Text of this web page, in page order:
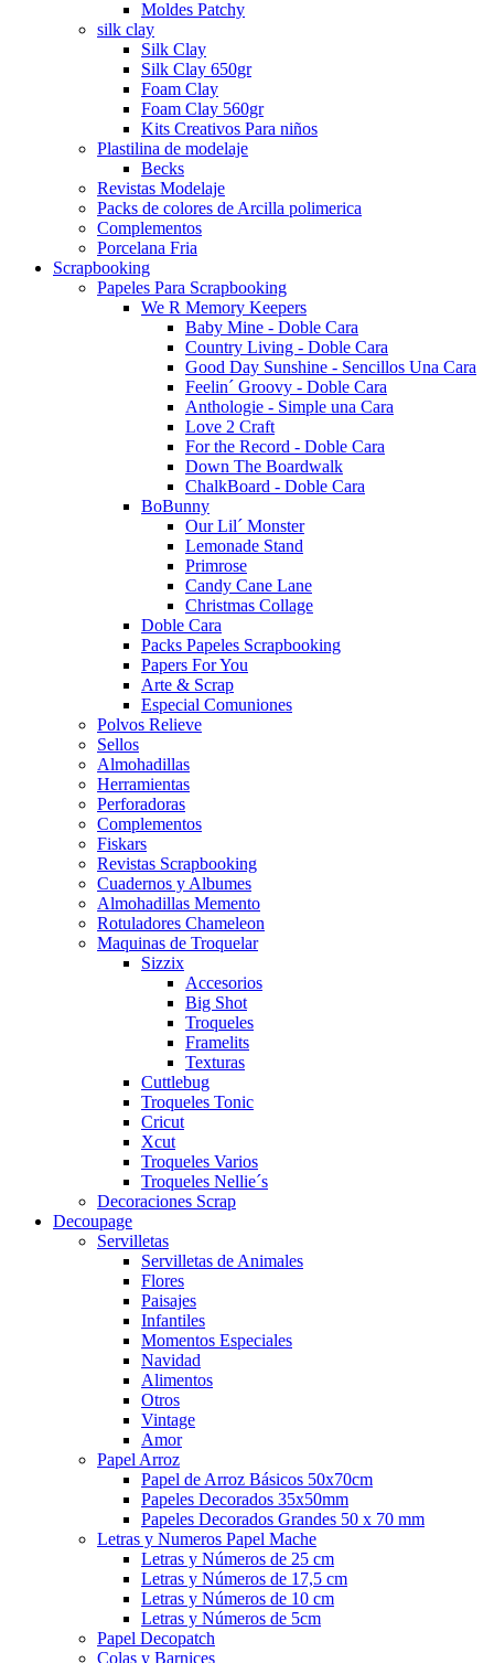
Moldes Patchy
silk clay
Silk Clay
Silk Clay 650gr
Foam Clay
Foam Clay 560gr
Kits Creativos Para niños
Plastilina de modelaje
Becks
Revistas Modelaje
Packs de colores de Arcilla polimerica
Complementos
Porcelana Fria
Scrapbooking
Papeles Para Scrapbooking
We R Memory Keepers
Baby Mine - Doble Cara
Country Living - Doble Cara
Good Day Sunshine - Sencillos Una Cara
Feelin´ Groovy - Doble Cara
Anthologie - Simple una Cara
Love 2 Craft
For the Record - Doble Cara
Down The Boardwalk
ChalkBoard - Doble Cara
BoBunny
Our Lil´ Monster
Lemonade Stand
Primrose
Candy Cane Lane
Christmas Collage
Doble Cara
Packs Papeles Scrapbooking
Papers For You
Arte & Scrap
Especial Comuniones
Polvos Relieve
Sellos
Almohadillas
Herramientas
Perforadoras
Complementos
Fiskars
Revistas Scrapbooking
Cuadernos y Albumes
Almohadillas Memento
Rotuladores Chameleon
Maquinas de Troquelar
Sizzix
Accesorios
Big Shot
Troqueles
Framelits
Texturas
Cuttlebug
Troqueles Tonic
Cricut
Xcut
Troqueles Varios
Troqueles Nellie´s
Decoraciones Scrap
Decoupage
Servilletas
Servilletas de Animales
Flores
Paisajes
Infantiles
Momentos Especiales
Navidad
Alimentos
Otros
Vintage
Amor
Papel Arroz
Papel de Arroz Básicos 50x70cm
Papeles Decorados 35x50mm
Papeles Decorados Grandes 50 x 70 mm
Letras y Numeros Papel Mache
Letras y Números de 25 cm
Letras y Números de 17,5 cm
Letras y Números de 10 cm
Letras y Números de 5cm
Papel Decopatch
Colas y Barnices